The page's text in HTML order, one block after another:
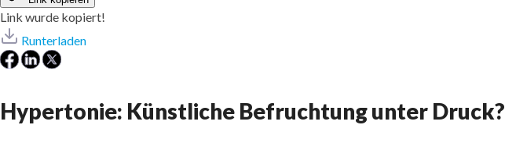
Link wurde kopiert!
Runterladen
Hypertonie: Künstliche Befruchtung unter Druck?